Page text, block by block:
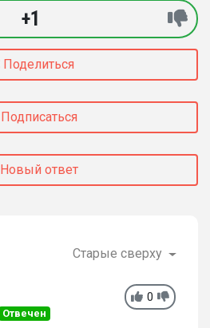
+1
Поделиться
Подписаться
Новый ответ
Старые сверху
0
Отвечен